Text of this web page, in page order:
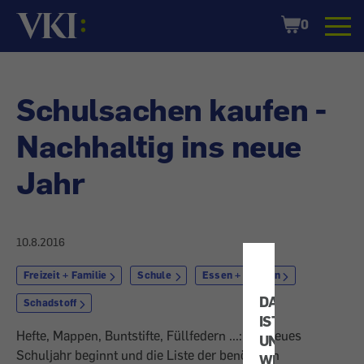
DATENSCHUTZ
IST
UNS
WICHTIG!
Startseite
Shopping
Cart
0
Schulsachen kaufen -
Nachhaltig ins neue
Jahr
10.8.2016
Freizeit + Familie Schule Essen + Trinken
Schadstoff
Hefte, Mappen, Buntstifte, Füllfedern ...: Ein neues
Schuljahr beginnt und die Liste der benötigten